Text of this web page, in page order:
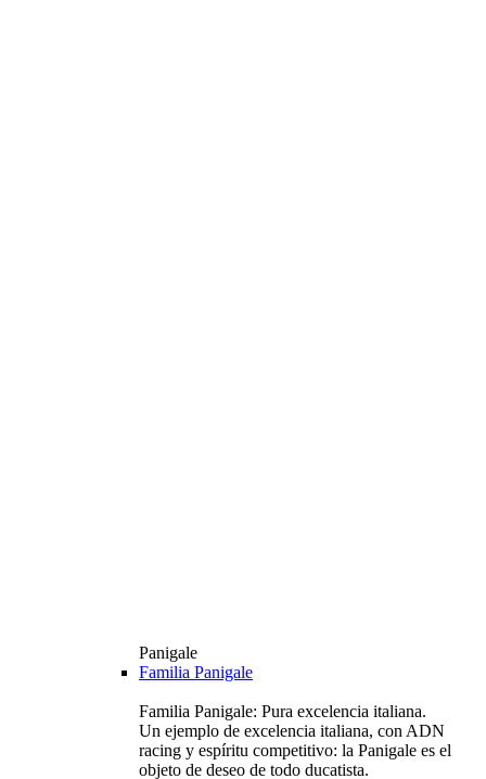
Panigale
Familia Panigale
Familia Panigale: Pura excelencia italiana.
Un ejemplo de excelencia italiana, con ADN
racing y espíritu competitivo: la Panigale es el
objeto de deseo de todo ducatista.